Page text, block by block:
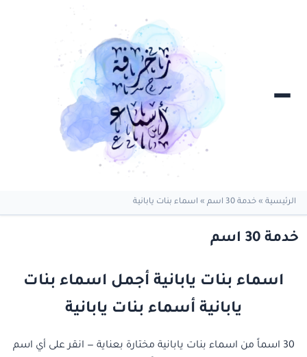
الرئيسية » خدمة 30 اسم » اسماء بنات يابانية
خدمة 30 اسم
اسماء بنات يابانية أجمل اسماء بنات
يابانية أسماء بنات يابانية
30 اسماً من اسماء بنات يابانية مختارة بعناية — انقر على أي اسم